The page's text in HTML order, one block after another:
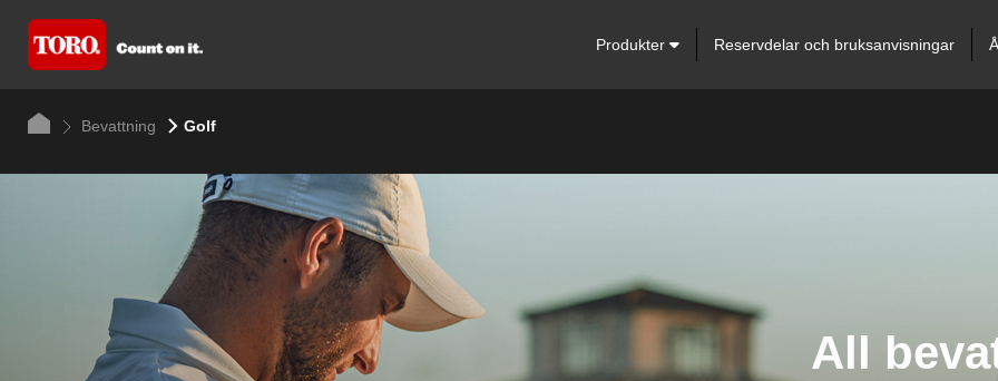
Produkter Reservdelar och bruksanvisningar
Bevattning Golf
All